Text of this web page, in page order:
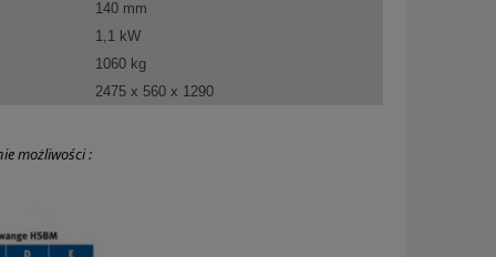
140 mm
1,1 kW
1060 kg
2475 x 560 x 1290
możliwości :